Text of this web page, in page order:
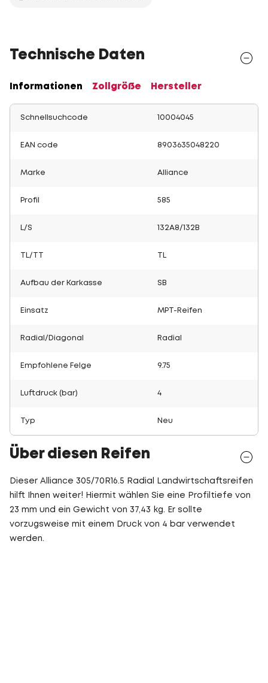
Technische Daten
Informationen Zollgröße Hersteller
Schnellsuchcode 10004045
EAN code 8903635048220
Marke Alliance
Profil 585
L/S 132A8/132B
TL/TT
Aufbau der Karkasse SB
Einsatz MPT-Reifen
Radial/Diagonal Radial
Empfohlene Felge 9.75
Luftdruck (bar) 4
Typ Neu
Über diesen Reifen
Dieser Alliance 305/70R16.5 Radial Landwirtschaftsreifen
hilft Ihnen weiter! Hiermit wählen Sie eine Profiltiefe von
23 mm und ein Gewicht von 37,43 kg. Er sollte
vorzugsweise mit einem Druck von 4 bar verwendet
werden.